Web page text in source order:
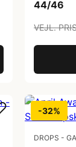
44/46
VEJL.
-32%
DROPS -